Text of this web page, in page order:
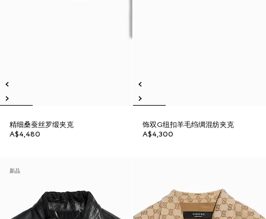
精细桑蚕丝罗缎夹克
A$4,480
饰双G纽扣羊毛绉绸混纺夹克
A$4,300
新品